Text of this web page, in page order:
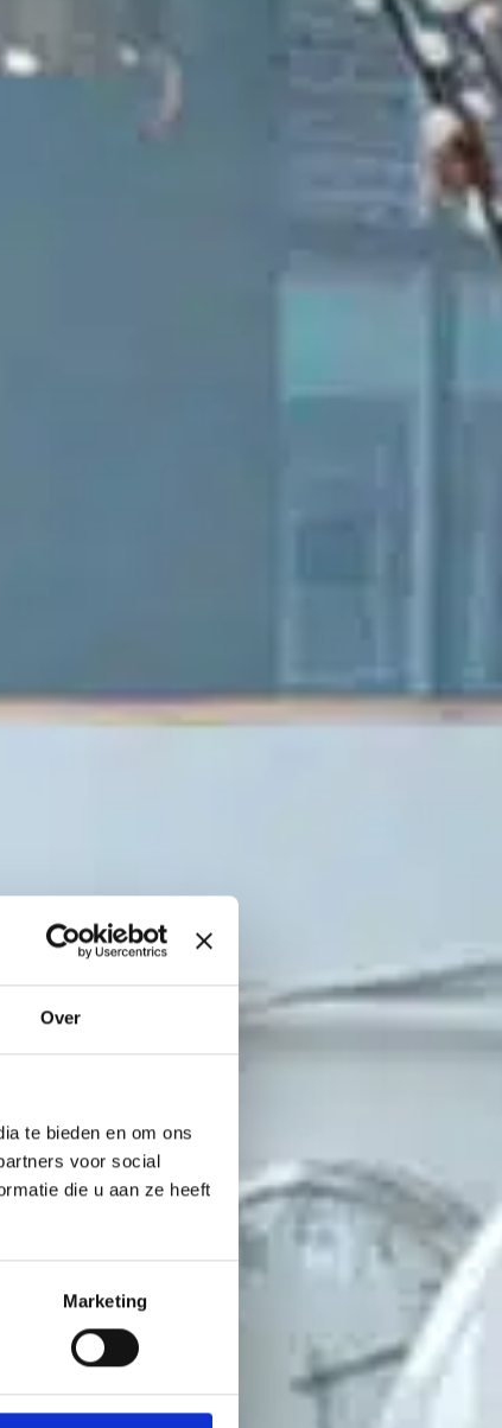
Over
te bieden en om ons
voor social
die u aan ze heeft
Marketing